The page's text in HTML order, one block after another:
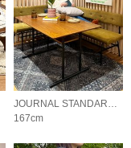
JOURNAL STANDARD FURNITURE
167cm